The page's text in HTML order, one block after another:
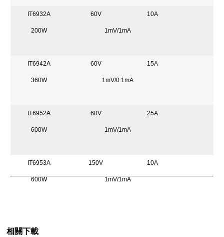
IT6932A 60V 10A
200W 1mV/1mA
IT6942A 60V 15A
360W 1mV/0.1mA
IT6952A 60V 25A
600W 1mV/1mA
IT6953A 150V 10A
600W 1mV/1mA
相關下載